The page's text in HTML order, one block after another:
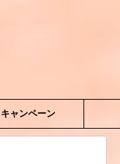
キャンペーン